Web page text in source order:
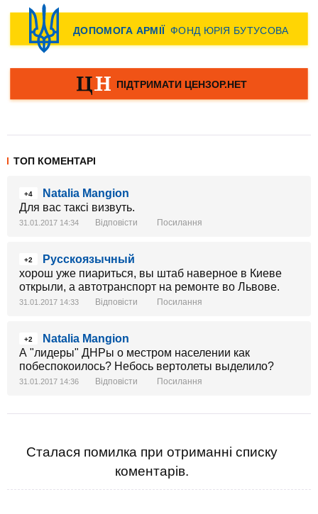
ТОП КОМЕНТАРІ
+4
Natalia Mangion
Для вас таксі визвуть.
31.01.2017 14:34 Відповісти Посилання
+2
Русскоязычный
хорош уже пиариться, вы штаб наверное в Киеве
открыли, а автотранспорт на ремонте во Львове.
31.01.2017 14:33 Відповісти Посилання
+2
Natalia Mangion
А "лидеры" ДНРы о местром населении как
побеспокоилось? Небось вертолеты выделило?
31.01.2017 14:36 Відповісти Посилання
Сталася помилка при отриманні списку
коментарів.